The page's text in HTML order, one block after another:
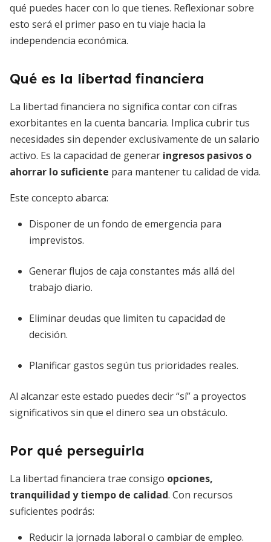
qué puedes hacer con lo que tienes. Reflexionar sobre
esto será el primer paso en tu viaje hacia la
independencia económica.
Qué es la libertad financiera
La libertad financiera no significa contar con cifras
exorbitantes en la cuenta bancaria. Implica cubrir tus
necesidades sin depender exclusivamente de un salario
activo. Es la capacidad de generar ingresos pasivos o
ahorrar lo suficiente para mantener tu calidad de vida.
Este concepto abarca:
Disponer de un fondo de emergencia para
imprevistos.
Generar flujos de caja constantes más allá del
trabajo diario.
Eliminar deudas que limiten tu capacidad de
decisión.
Planificar gastos según tus prioridades reales.
Al alcanzar este estado puedes decir “sí” a proyectos
significativos sin que el dinero sea un obstáculo.
Por qué perseguirla
La libertad financiera trae consigo opciones,
tranquilidad y tiempo de calidad. Con recursos
suficientes podrás:
Reducir la jornada laboral o cambiar de empleo.